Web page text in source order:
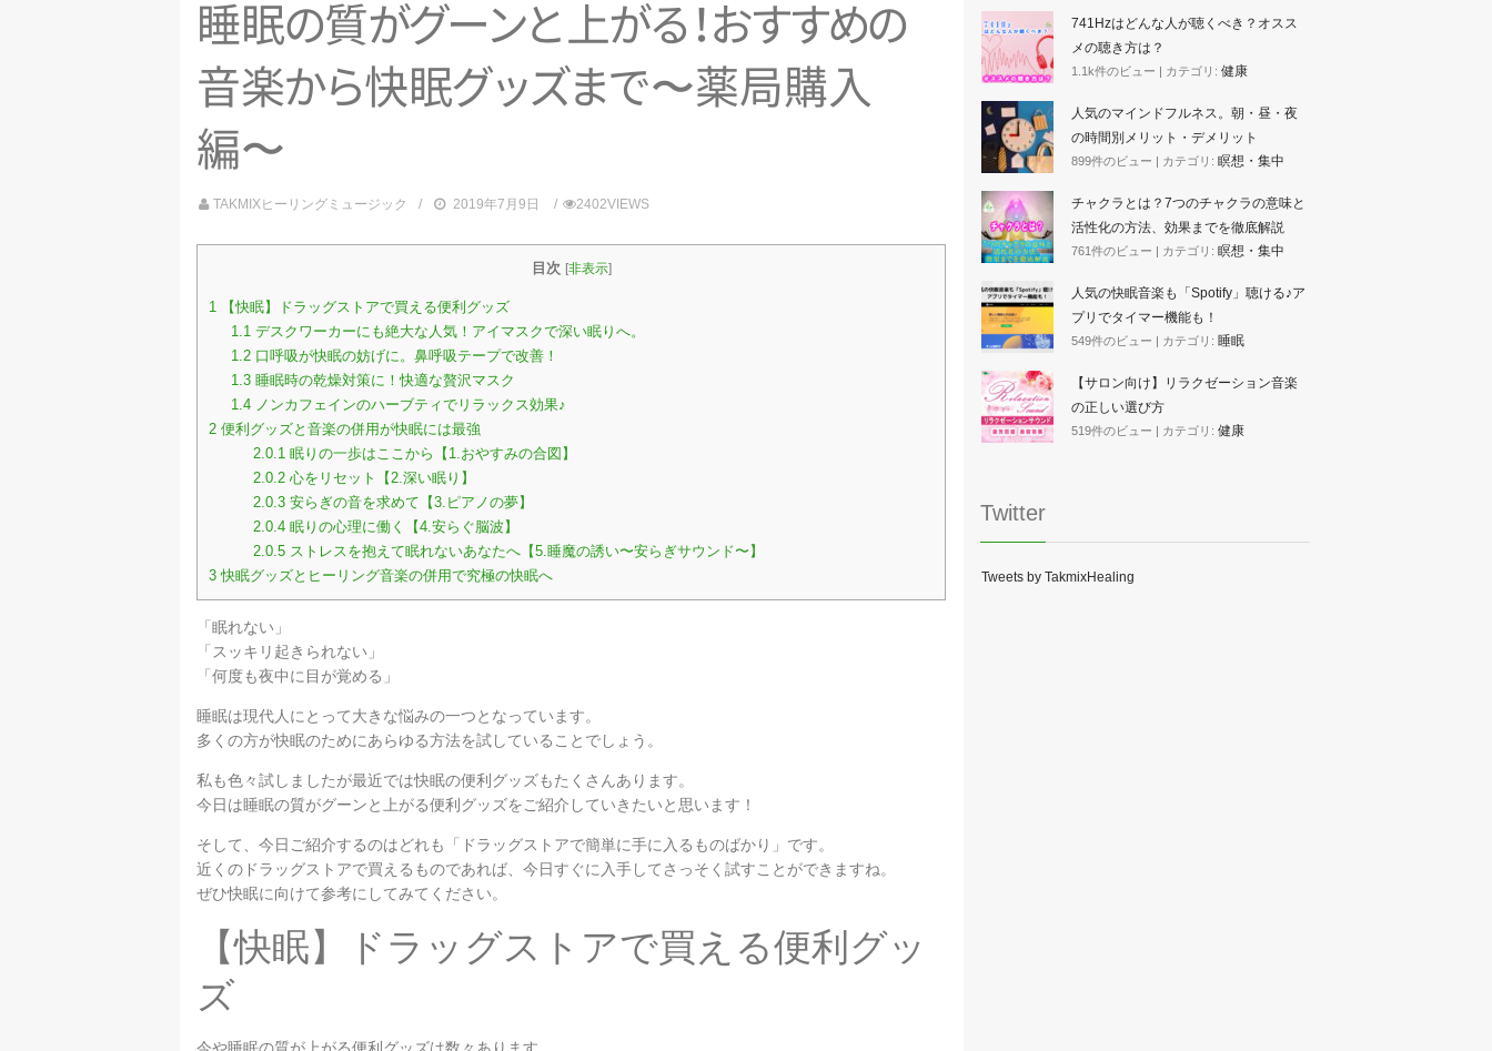
睡眠の質がグーンと 上がる！ おすすめの
音楽から快眠グッズまで〜薬局購入
編〜
TAKMIXヒーリングミュージック 2019年7月9日 2402VIEWS
目次 [非表示]
1
【快眠】ドラッグストアで買える便利グッズ
1.1 デスクワーカーにも絶大な人気！アイマスクで深い眠りへ。
1.2口呼吸が快眠の妨げに。鼻呼吸テープで改善！
1.3睡眠時の乾燥対策に！快適な贅沢マスク
1.4ノンカフェインのハーブティでリラックス効果♪
2 便利グッズと音楽の併用が快眠には最強
2.0.1 眠りの一歩はここから【1.おやすみの合図】
2.0.2心をリセット【2.深い眠り】
2.0.3安らぎの音を求めて【3.ピアノの夢】
2.0.4眠りの心理に働く【4.安らぐ脳波】
2.0.5ストレスを抱えて眠れないあなたへ【5.睡魔の誘い〜安らぎサウンド〜】
3 快眠グッズとヒーリング音楽の併用で究極の快眠へ
「眠れない」
「スッキリ起きられない」
「何度も夜中に目が覚める」
睡眠は現代人にとって大きな悩みの一つとなっています。
多くの方が快眠のためにあらゆる方法を試していることでしょう。
私も色々試しましたが最近では快眠の便利グッズもたくさんあります。
今日は睡眠の質がグーンと上がる便利グッズをご紹介していきたいと思います！
そして、今日ご紹介するのはどれも「ドラッグストアで簡単に手に入るものばかり」です。
近くのドラッグストアで買えるものであれば、今日すぐに入手してさっそく試すことができますね。
ぜひ快眠に向けて参考にしてみてください。
【快眠】ドラッグストアで買える便利グッ
ズ
741Hzはどんな人が聴くべき？オスス
メの聴き方は？
1.1k件のビュー | カテゴリ: 健康
人気のマインドフルネス。朝・昼・夜
の時間別メリット・デメリット
899件のビュー | カテゴリ: 瞑想・集中
チャクラとは？7つのチャクラの意味と
活性化の方法、効果までを徹底解説
761件のビュー | カテゴリ: 瞑想・集中
人気の快眠音楽も「Spotify」聴ける♪ア
プリでタイマー機能も！
549件のビュー | カテゴリ: 睡眠
【サロン向け】リラクゼーション音楽
の正しい選び方
519件のビュー | カテゴリ: 健康
Twitter
Tweets by TakmixHealing